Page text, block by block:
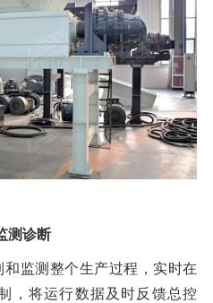
除尘器 轮胎抽丝机
测诊断
监测整个生产过程，实时在
，将运行数据及时反馈总控